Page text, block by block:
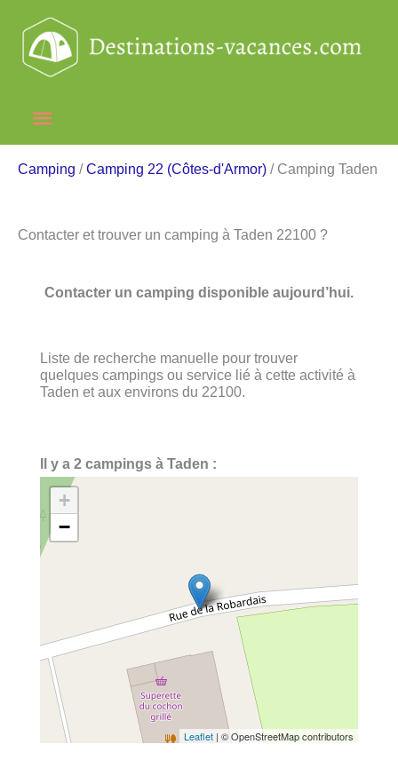
contenu
Menu
principal
Camping /Camping 22 (Côtes-d'Armor) / Camping Taden
Contacter et trouver un camping à Taden 22100 ?
Contacter un camping disponible aujourd’hui.
Liste de recherche manuelle pour trouver
quelques campings ou service lié à cette activité à
Taden et aux environs du 22100.
Il y a 2 campings à Taden :
+
−
Leaflet | © OpenStreetMap contributors